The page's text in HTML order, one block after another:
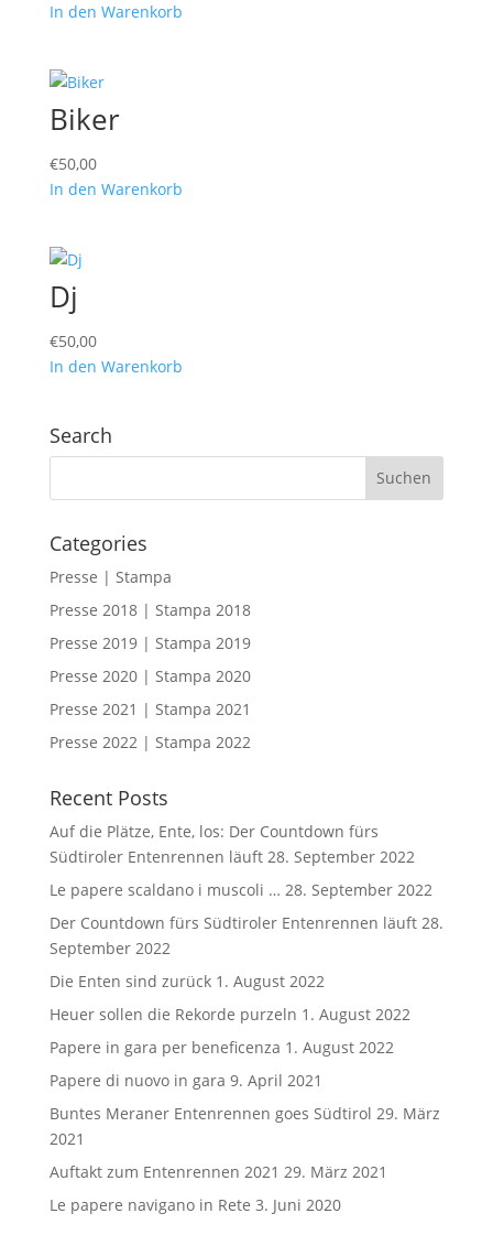
In den Warenkorb
Biker
€50,00
In den Warenkorb
Dj
€50,00
In den Warenkorb
Search
Categories
Presse | Stampa
Presse 2018 | Stampa 2018
Presse 2019 | Stampa 2019
Presse 2020 | Stampa 2020
Presse 2021 | Stampa 2021
Presse 2022 | Stampa 2022
Recent Posts
Auf die Plätze, Ente, los: Der Countdown fürs
Südtiroler Entenrennen läuft 28. September 2022
Le papere scaldano i muscoli … 28. September 2022
Der Countdown fürs Südtiroler Entenrennen läuft 28.
September 2022
Die Enten sind zurück 1. August 2022
Heuer sollen die Rekorde purzeln 1. August 2022
Papere in gara per beneficenza 1. August 2022
Papere di nuovo in gara 9. April 2021
Buntes Meraner Entenrennen goes Südtirol 29. März
2021
Auftakt zum Entenrennen 2021 29. März 2021
Le papere navigano in Rete 3. Juni 2020